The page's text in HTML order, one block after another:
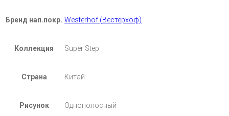
Бренд нап.покр. Westerhof (Вестерхоф)
Коллекция Super Step
Страна Китай
Рисунок Однополосный